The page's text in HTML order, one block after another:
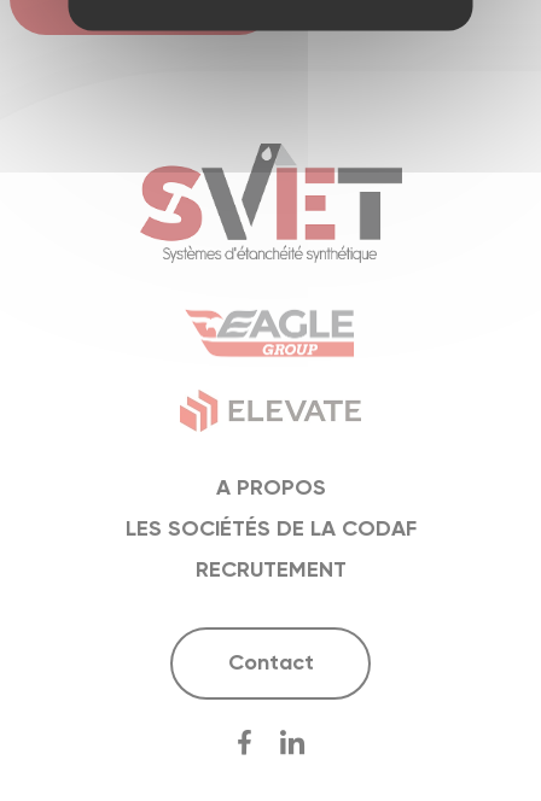
A PROPOS
LES SOCIÉTÉS DE LA CODAF
RECRUTEMENT
Contact